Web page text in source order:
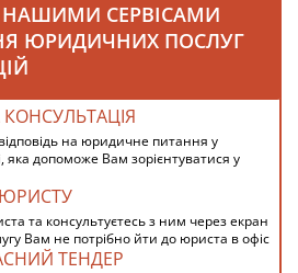
НАШИМИ СЕРВІСАМИ
ЮРИДИЧНИХ ПОСЛУГ
на юридичне питання у
допоможе Вам зорієнтуватися у
ЮРИСТУ
та консультуєтесь з ним через екран
Вам не потрібно йти до юриста в офіс
ТЕНДЕР